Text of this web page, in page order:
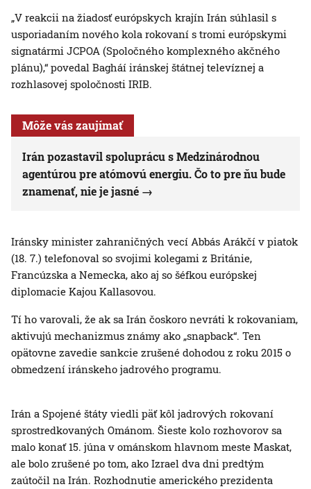
„V reakcii na žiadosť európskych krajín Irán súhlasil s
usporiadaním nového kola rokovaní s tromi európskymi
signatármi JCPOA (Spoločného komplexného akčného
plánu),“ povedal Bagháí iránskej štátnej televíznej a
rozhlasovej spoločnosti IRIB.
Môže vás zaujímať
Irán pozastavil spoluprácu s Medzinárodnou
agentúrou pre atómovú energiu. Čo to pre ňu bude
znamenať, nie je jasné
Iránsky minister zahraničných vecí Abbás Arákčí v piatok
(18. 7.) telefonoval so svojimi kolegami z Británie,
Francúzska a Nemecka, ako aj so šéfkou európskej
diplomacie Kajou Kallasovou.
Tí ho varovali, že ak sa Irán čoskoro nevráti k rokovaniam,
aktivujú mechanizmus známy ako „snapback“. Ten
opätovne zavedie sankcie zrušené dohodou z roku 2015 o
obmedzení iránskeho jadrového programu.
Irán a Spojené štáty viedli päť kôl jadrových rokovaní
sprostredkovaných Ománom. Šieste kolo rozhovorov sa
malo konať 15. júna v ománskom hlavnom meste Maskat,
ale bolo zrušené po tom, ako Izrael dva dni predtým
zaútočil na Irán. Rozhodnutie amerického prezidenta